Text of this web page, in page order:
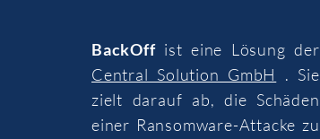
BackOffist eine Lösung der
Central Solution GmbH
. Sie
zielt darauf ab, die Schäden
einer Ransomware-Attacke zu